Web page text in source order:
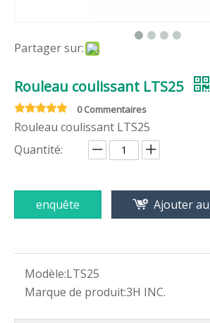
Partager sur:
Rouleau coulissant LTS25
0 Commentaires
Rouleau coulissant LTS25
Quantité:
enquête Ajouter
Modèle:LTS25
Marque de produit:3H INC.